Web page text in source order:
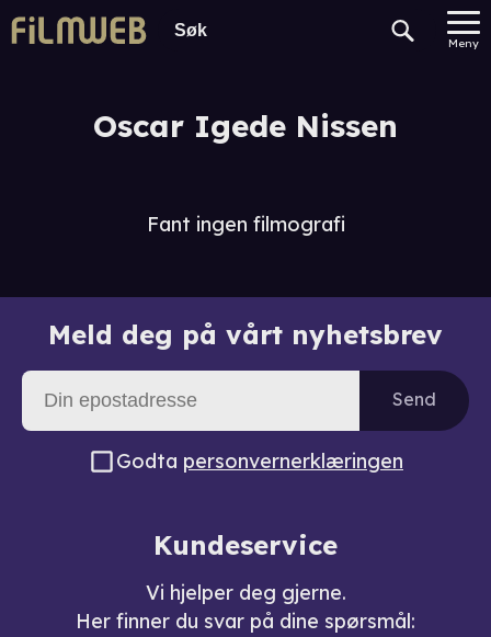
Meny
Oscar Igede Nissen
Fant ingen filmografi
Meld deg på vårt nyhetsbrev
Send
Godta personvernerklæringen
Kundeservice
Vi hjelper deg gjerne.
Her finner du svar på dine spørsmål: